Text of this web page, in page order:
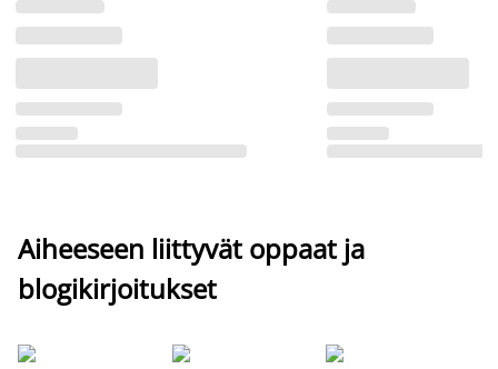
Aiheeseen liittyvät oppaat ja
blogikirjoitukset